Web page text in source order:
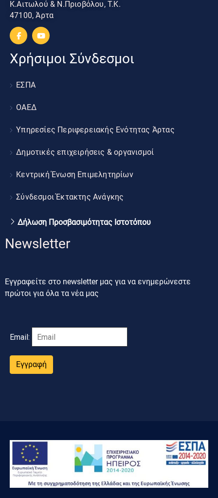
Κ.Αιτωλού & Ν.Πριοβόλου, Τ.Κ.
47100, Άρτα
Χρήσιμοι Σύνδεσμοι
ΕΣΠΑ
ΟΑΕΔ
Υπηρεσίες Περιφερειακής Ενότητας Άρτας
Δημοτικές επιχειρήσεις & οργανισμοί
Κεντρική Ένωση Επιμελητηρίων
Σύνδεσμοι Έκτακτης Ανάγκης
Δήλωση Προσβασιμότητας Ιστοτόπου
Newsletter
Εγγραφείτε στο newsletter μας για να ενημερώνεστε
πρώτοι για όλα τα νέα μας
Email:
Εγγραφή